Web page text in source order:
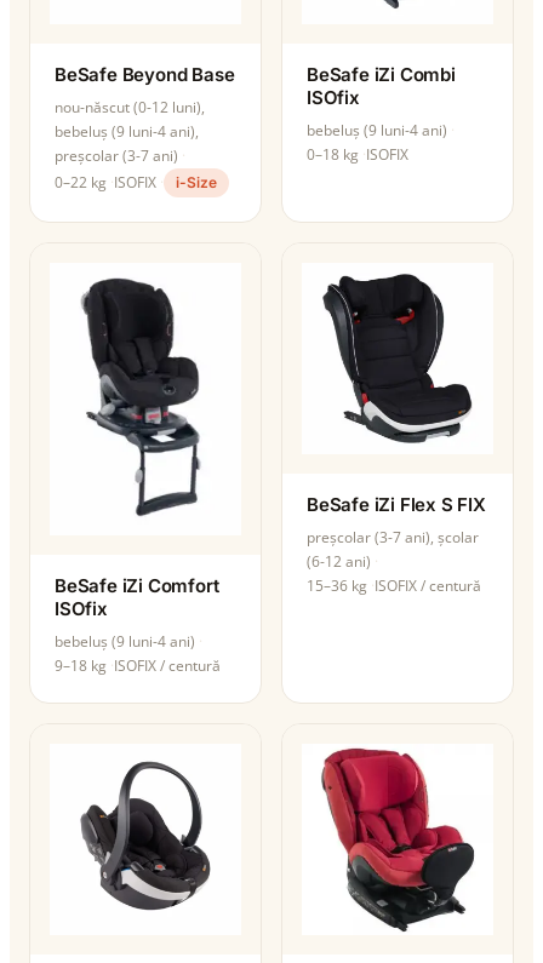
BeSafe Beyond Base
nou-născut (0-12 luni),
bebeluș (9 luni-4 ani),
preșcolar (3-7 ani)
0–22 kg ISOFIX i-Size
BeSafe iZi Combi
ISOfix
bebeluș (9 luni-4 ani)
0–18 kg ISOFIX
BeSafe iZi Comfort
ISOfix
bebeluș (9 luni-4 ani)
9–18 kg ISOFIX / centură
BeSafe iZi Flex S FIX
preșcolar (3-7 ani), școlar
(6-12 ani)
15–36 kg ISOFIX / centură